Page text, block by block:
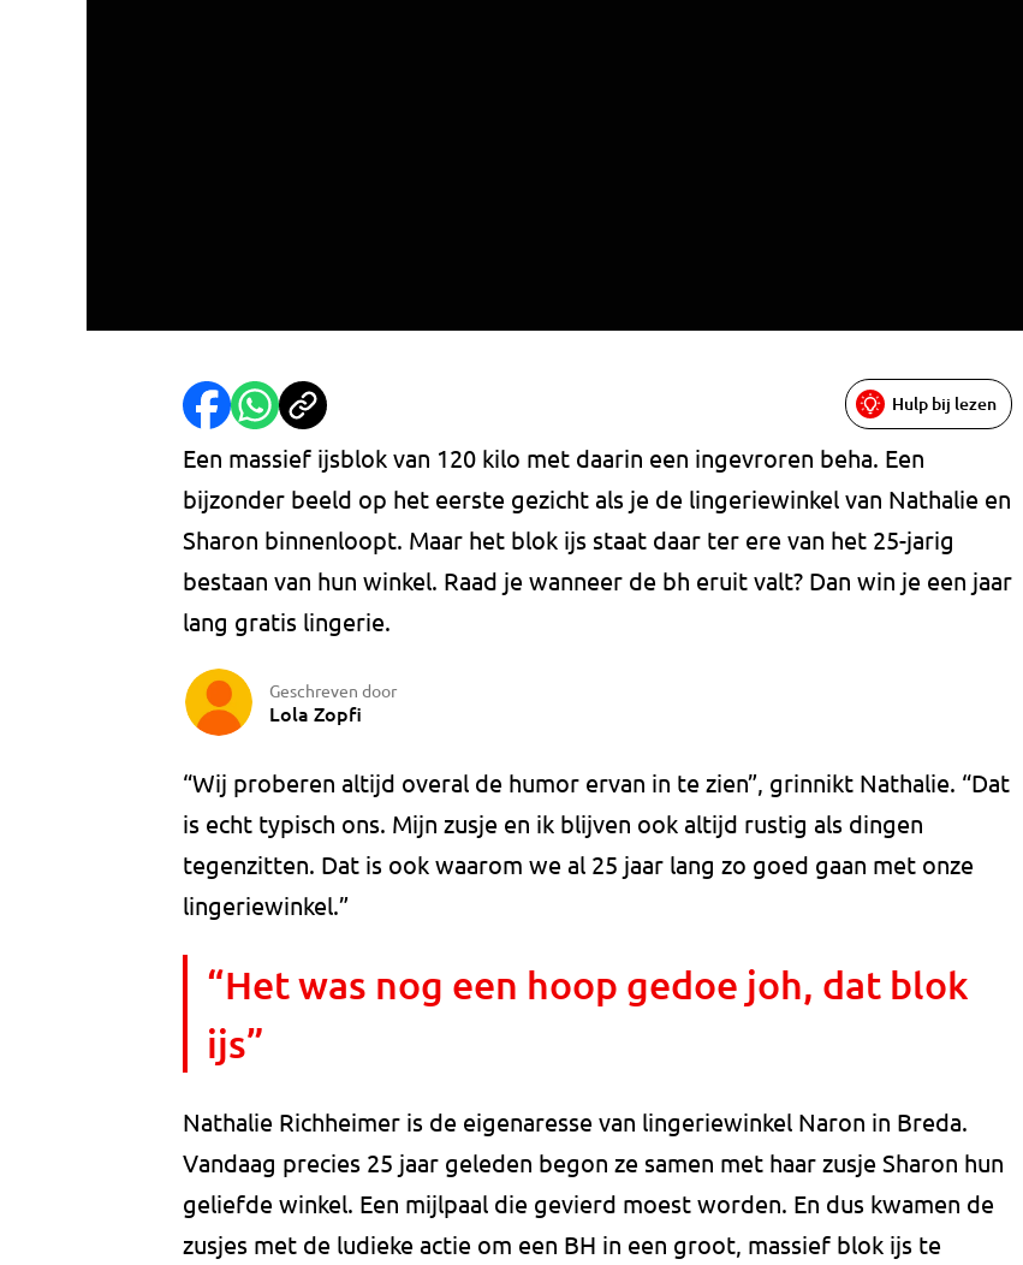
Hulp bij lezen
Een massief ijsblok van 120 kilo met daarin een ingevroren beha. Een
bijzonder beeld op het eerste gezicht als je de lingeriewinkel van Nathalie en
Sharon binnenloopt. Maar het blok ijs staat daar ter ere van het 25-jarig
bestaan van hun winkel. Raad je wanneer de bh eruit valt? Dan win je een jaar
lang gratis lingerie.
Geschreven door
Lola Zopfi
“Wij proberen altijd overal de humor ervan in te zien”, grinnikt Nathalie. “Dat
is echt typisch ons. Mijn zusje en ik blijven ook altijd rustig als dingen
tegenzitten. Dat is ook waarom we al 25 jaar lang zo goed gaan met onze
lingeriewinkel.”
“Het was nog een hoop gedoe joh, dat blok
ijs”
Nathalie Richheimer is de eigenaresse van lingeriewinkel Naron in Breda.
Vandaag precies 25 jaar geleden begon ze samen met haar zusje Sharon hun
geliefde winkel. Een mijlpaal die gevierd moest worden. En dus kwamen de
zusjes met de ludieke actie om een BH in een groot, massief blok ijs te